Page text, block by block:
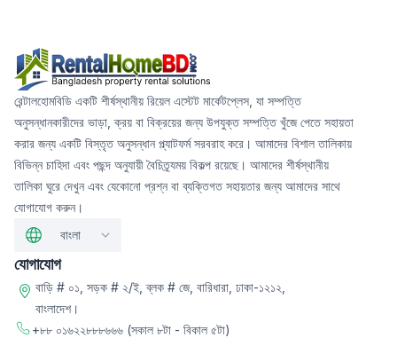
রেন্টালহোমবিডি একটি শীর্ষস্থানীয় রিয়েল এস্টেট মার্কেটপ্লেস, যা সম্পত্তি
অনুসন্ধানকারীদের ভাড়া, ক্রয় বা বিক্রয়ের জন্য উপযুক্ত সম্পত্তি খুঁজে পেতে সহায়তা
করার জন্য একটি বিস্তৃত অনুসন্ধান প্ল্যাটফর্ম সরবরাহ করে। আমাদের বিশাল তালিকায়
বিভিন্ন চাহিদা এবং পছন্দ অনুযায়ী বৈচিত্র্যময় বিকল্প রয়েছে। আমাদের শীর্ষস্থানীয়
তালিকা ঘুরে দেখুন এবং যেকোনো প্রশ্ন বা ব্যক্তিগত সহায়তার জন্য আমাদের সাথে
যোগাযোগ করুন।
বাংলা
যোগাযোগ
বাড়ি # ০১, সড়ক # ২/ই, ব্লক # জে, বারিধারা, ঢাকা-১২১২,
বাংলাদেশ।
+৮৮ ০১৬২২৮৮৮৬৬৬ (সকাল ৮টা - বিকাল ৫টা)